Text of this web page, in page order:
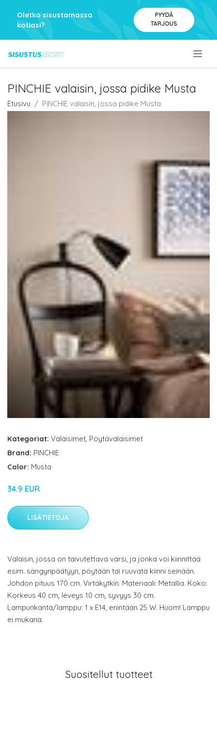
Oletko sisustamassa
kotiasi?
PYYDÄ
TARJOUS
PINCHIE valaisin, jossa pidike Musta
Etusivu PINCHIE valaisin, jossa pidike Musta
Kategoriat: Valaisimet, Pöytävalaisimet
Brand: PINCHIE
Color: Musta
34.9 EUR
LISÄTIETOJA
Valaisin, jossa on taivutettava varsi, ja jonka voi kiinnittää
esim. sängynpäätyyn, pöytään tai ruuvata kiinni seinään.
Johdon pituus 170 cm. Virtakytkin. Materiaali: Metallia. Koko:
Korkeus 40 cm, leveys 10 cm, syvyys 30 cm.
Lampunkanta/lamppu: 1 x E14, enintään 25 W. Huom! Lamppu
ei mukana.
Suositellut tuotteet